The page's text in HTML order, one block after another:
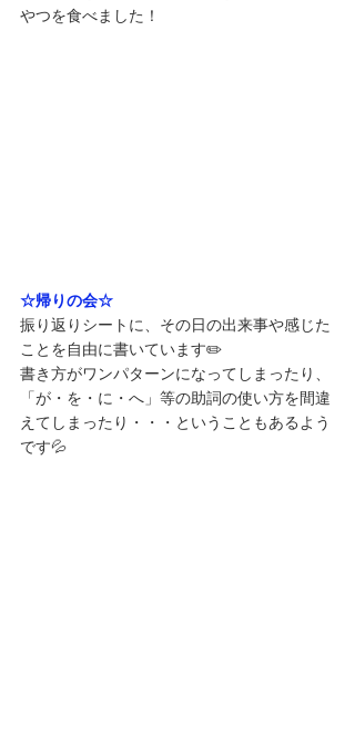
やつを食べました！
☆帰りの会☆
振り返りシートに、その日の出来事や感じた
ことを自由に書いています✏️
書き方がワンパターンになってしまったり、
「が・を・に・へ」等の助詞の使い方を間違
えてしまったり・・・ということもあるよう
です💦